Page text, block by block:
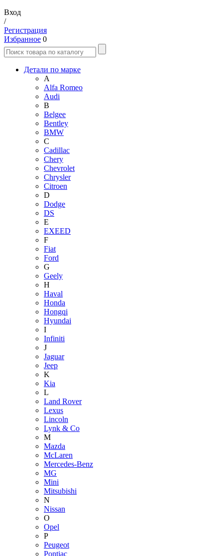
Вход
/
Регистрация
Избранное 0
Детали по марке
A
Alfa Romeo
Audi
B
Belgee
Bentley
BMW
C
Cadillac
Chery
Chevrolet
Chrysler
Citroen
D
Dodge
DS
E
EXEED
F
Fiat
Ford
G
Geely
H
Haval
Honda
Hongqi
Hyundai
I
Infiniti
J
Jaguar
Jeep
K
Kia
L
Land Rover
Lexus
Lincoln
Lynk & Co
M
Mazda
McLaren
Mercedes-Benz
MG
Mini
Mitsubishi
N
Nissan
O
Opel
P
Peugeot
Pontiac